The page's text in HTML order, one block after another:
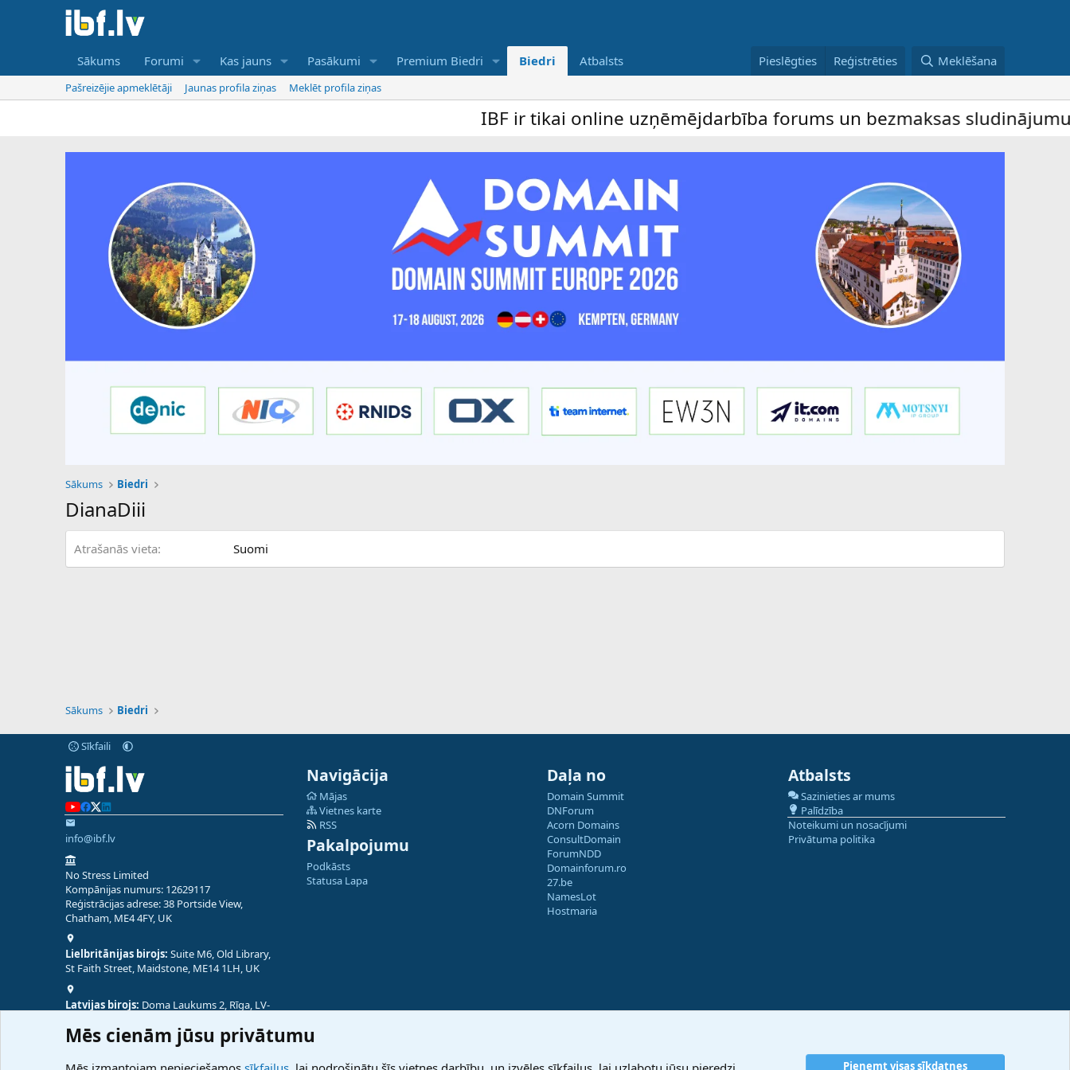
Sākums Forumi Kas jauns Pasākumi Premium Biedri Biedri Atbalsts Pieslēgties Reģistrēties Meklēšana
Pašreizējie apmeklētāji Jaunas profila ziņas Meklēt profila ziņas
IBF ir tikai online uzņēmējdarbība forums un bezmaksas sludinājumu
Sākums Biedri
DianaDiii
Atrašanās vieta Suomi
Sākums Biedri
Sīkfaili
info@ibf.lv
No Stress Limited
Kompānijas numurs: 12629117
Reģistrācijas adrese: 38 Portside View,
Chatham, ME4 4FY, UK
Lielbritānijas birojs: Suite M6, Old Library,
St Faith Street, Maidstone, ME14 1LH, UK
Latvijas birojs: Doma Laukums 2, Rīga, LV-
Navigācija
Mājas
Vietnes karte
RSS
Pakalpojumu
Podkāsts
Statusa Lapa
Daļa no
Domain Summit
DNForum
Acorn Domains
ConsultDomain
ForumNDD
Domainforum.ro
27.be
NamesLot
Hostmaria
Atbalsts
Sazinieties ar mums
Palīdzība
Noteikumi un nosacījumi
Privātuma politika
Mēs cienām jūsu privātumu
Pieņemt visas sīkdatnes